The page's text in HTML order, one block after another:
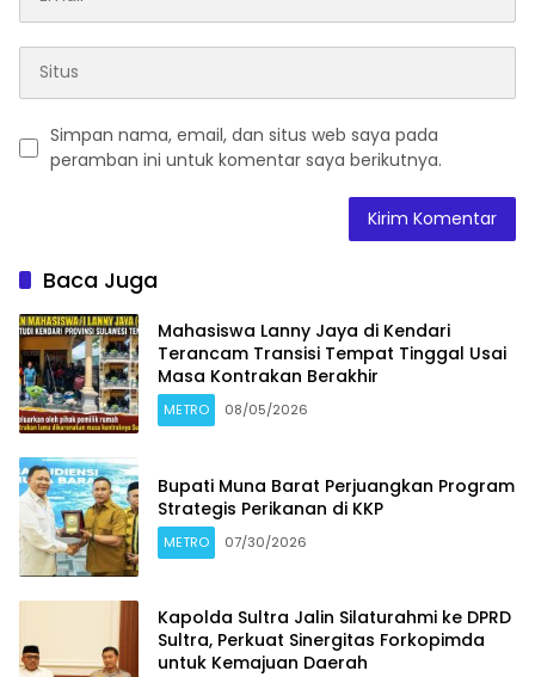
Simpan nama, email, dan situs web saya pada
peramban ini untuk komentar saya berikutnya.
Baca Juga
Mahasiswa Lanny Jaya di Kendari
Terancam Transisi Tempat Tinggal Usai
Masa Kontrakan Berakhir
METRO 08/05/2026
Bupati Muna Barat Perjuangkan Program
Strategis Perikanan di KKP
METRO 07/30/2026
Kapolda Sultra Jalin Silaturahmi ke DPRD
Sultra, Perkuat Sinergitas Forkopimda
untuk Kemajuan Daerah